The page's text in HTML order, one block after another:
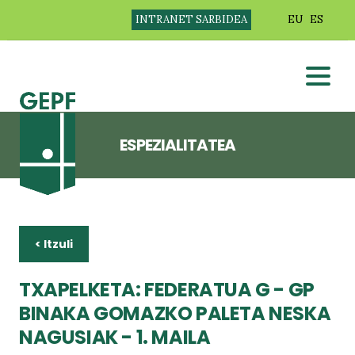
INTRANET SARBIDEA EU ES
ESPEZIALITATEA
< Itzuli
TXAPELKETA: FEDERATUA G - GP
BINAKA GOMAZKO PALETA NESKA
NAGUSIAK - 1. MAILA